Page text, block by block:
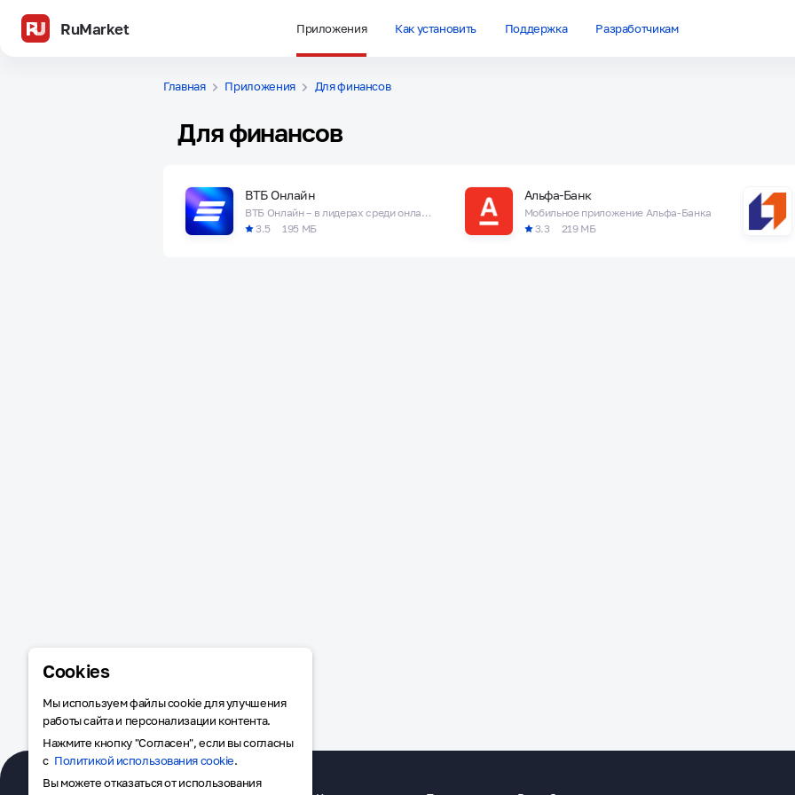
RuMarket Приложения Как установить Поддержка Разработчикам
Главная Приложения Для финансов
Для финансов
ВТБ Онлайн
ВТБ Онлайн – в лидерах среди онлайн-банков по версии Markswebb
3.5
195 МБ
Альфа-Банк
Мобильное приложение Альфа-Банка
3.3
219 МБ
Cookies
Мы используем файлы cookie для улучшения
работы сайта и персонализации контента.
Нажмите кнопку "Согласен", если вы согласны
с Политикой использования cookie.
Вы можете отказаться от использования